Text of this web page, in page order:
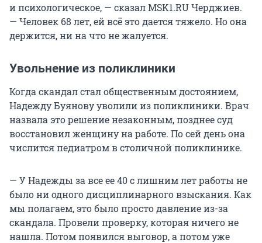
и психологическое, — сказал MSK1.RU Черджиев.
— Человек 68 лет, ей всё это дается тяжело. Но она
держится, ни на что не жалуется.
Увольнение из поликлиники
Когда скандал стал общественным достоянием,
Надежду Буянову уволили из поликлиники. Врач
назвала это решение незаконным, позднее суд
восстановил женщину на работе. По сей день она
числится педиатром в столичной поликлинике.
— У Надежды за все ее 40 с лишним лет работы не
было ни одного дисциплинарного взыскания. Как
мы полагаем, это было просто давление из-за
скандала. Провели проверку, которая ничего не
нашла. Потом появился выговор, а потом уже